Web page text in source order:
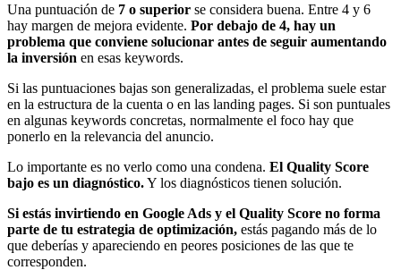
Una puntuación de 7 o superior se considera buena. Entre 4 y 6
hay margen de mejora evidente. Por debajo de 4, hay un
problema que conviene solucionar antes de seguir aumentando
la inversión en esas keywords.
Si las puntuaciones bajas son generalizadas, el problema suele estar
en la estructura de la cuenta o en las landing pages. Si son puntuales
en algunas keywords concretas, normalmente el foco hay que
ponerlo en la relevancia del anuncio.
Lo importante es no verlo como una condena. El Quality Score
bajo es un diagnóstico.Y los diagnósticos tienen solución.
Si estás invirtiendo en Google Ads y el Quality Score no forma
parte de tu estrategia de optimización, estás pagando más de lo
que deberías y apareciendo en peores posiciones de las que te
corresponden.